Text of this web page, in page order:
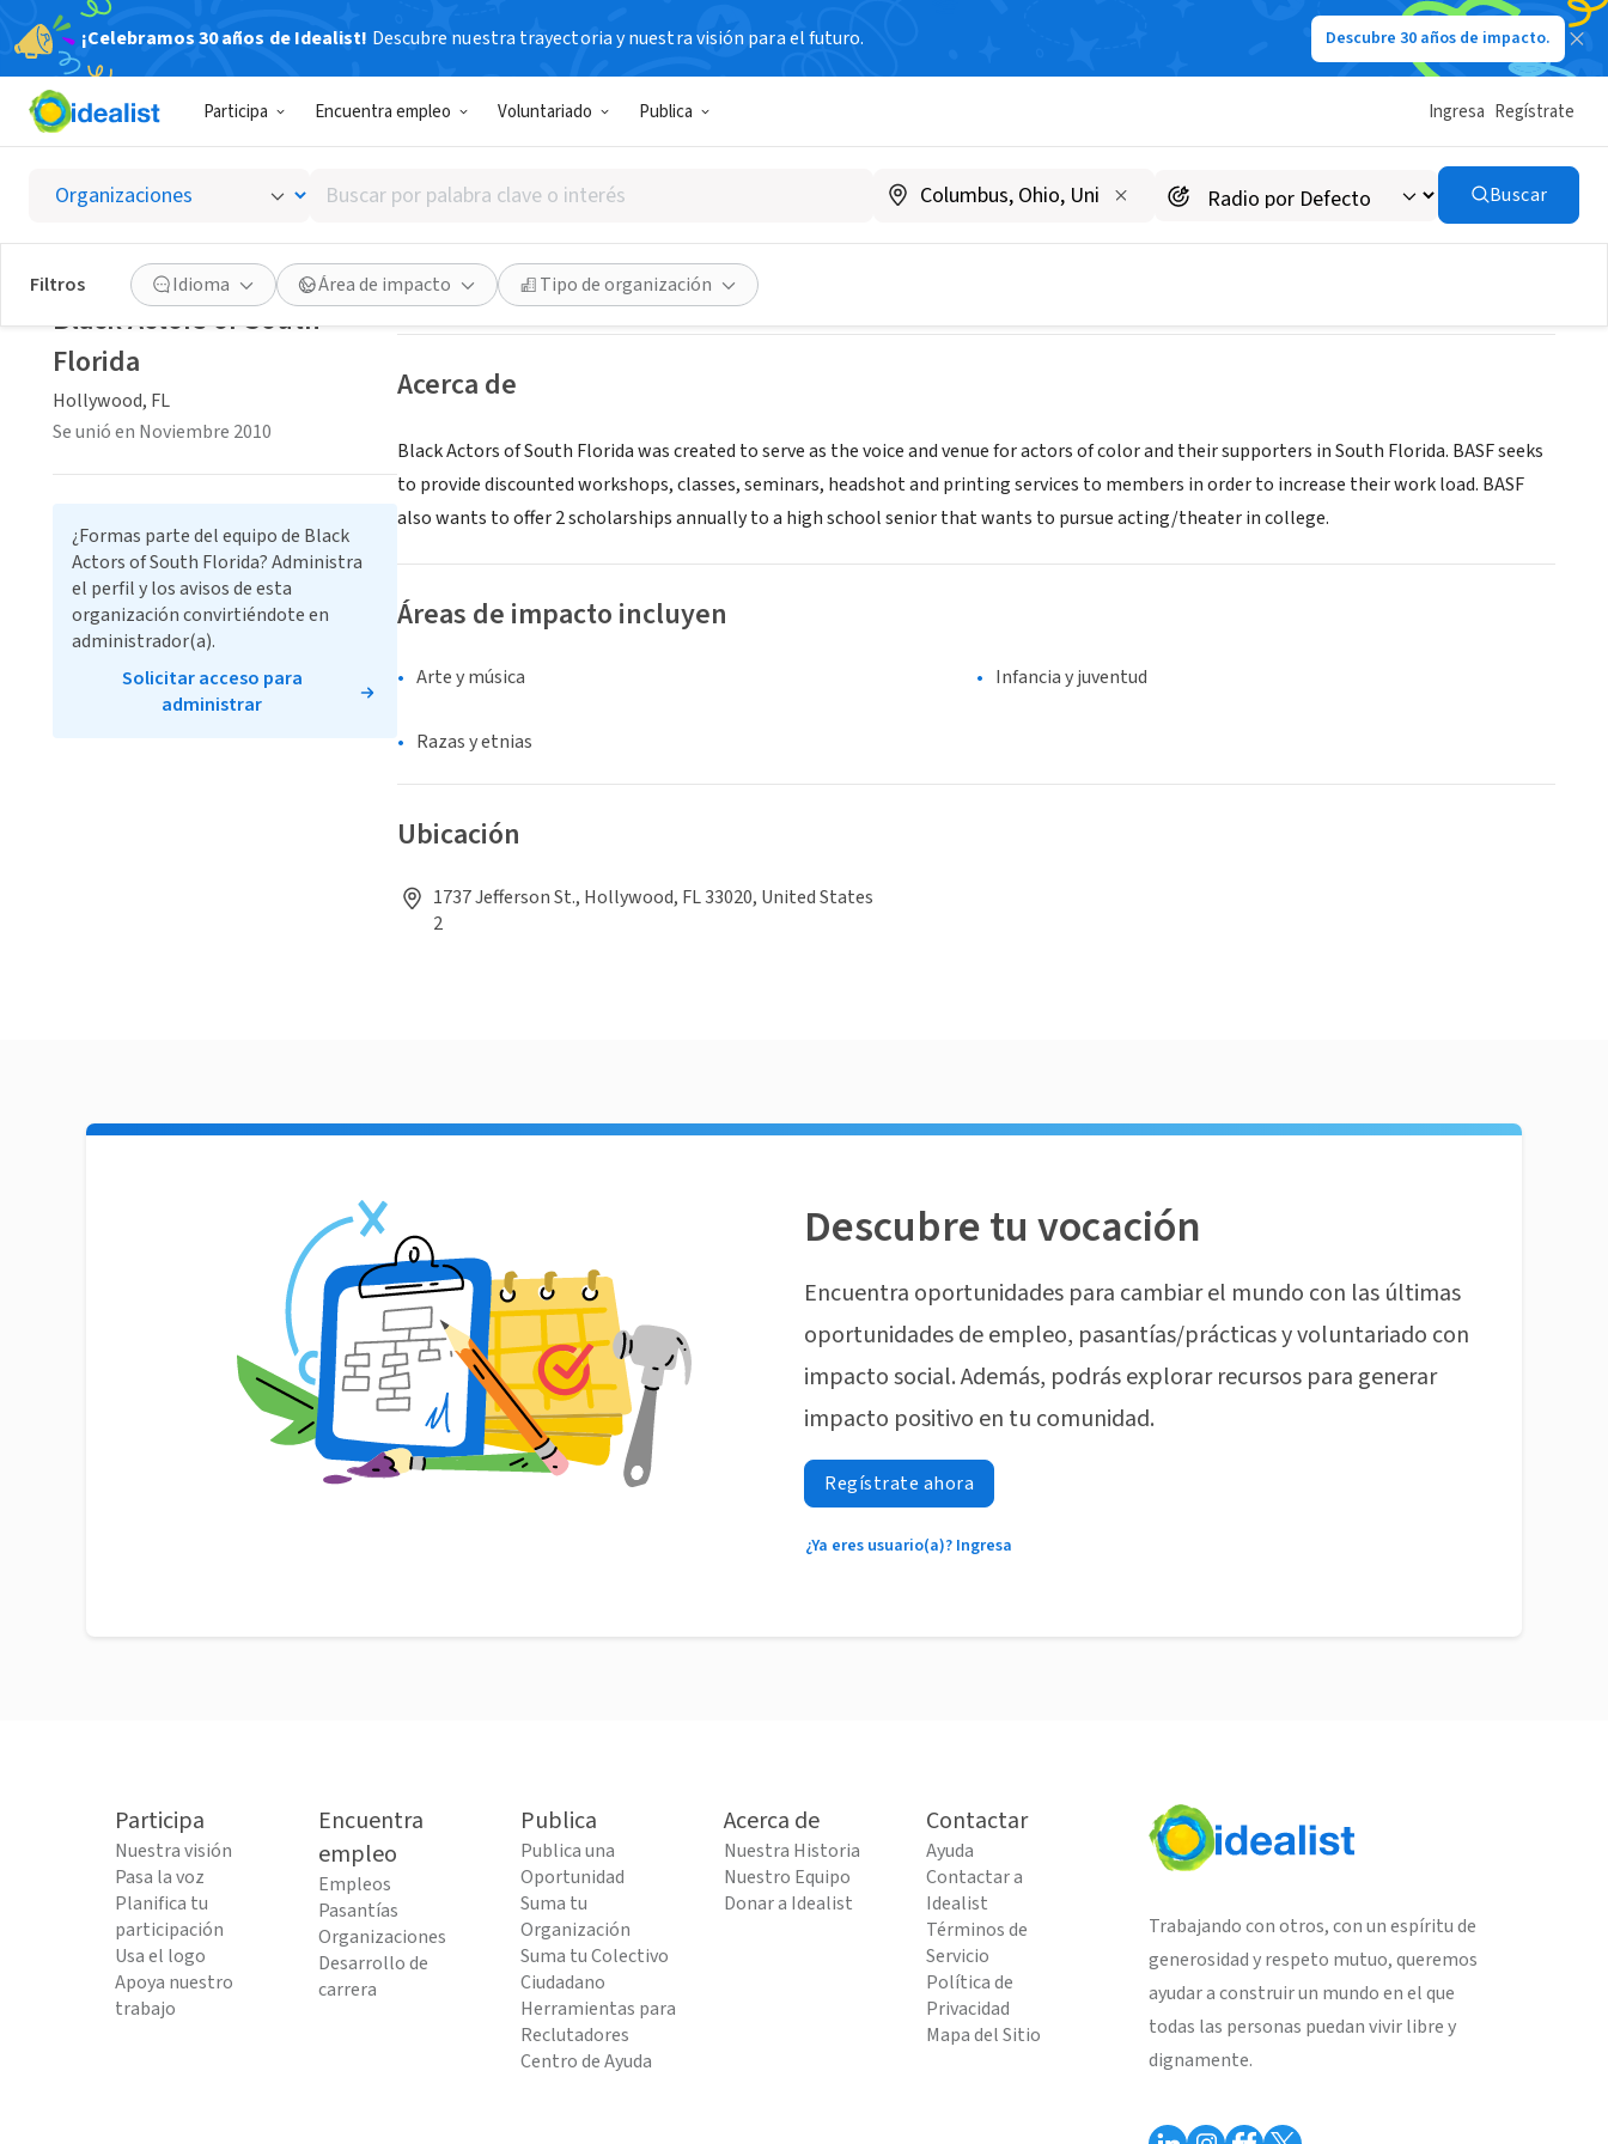
¡Celebramos 30 años de Idealist! Descubre nuestra trayectoria y nuestra visión para el futuro. Descubre 30 años de impacto.
Participa Encuentra empleo Voluntariado Publica Ingresa Regístrate
Buscar
por
palabra
clave
o
interés
Buscar
Filtros Idioma Área de impacto Tipo de organización
Black Actors of South Florida
Hollywood, FL|www.blackactorsofsouthflorida.org
Guardar Compartir
Acerca de
Black Actors of South Florida was created to serve as the voice and venue for actors of color and their supporters in South Florida. BASF seeks
to provide discounted workshops, classes, seminars, headshot and printing services to members in order to increase their work load. BASF
also wants to offer 2 scholarships annually to a high school senior that wants to pursue acting/theater in college.
Áreas de impacto incluyen
Arte y música Infancia y juventud
Razas y etnias
Ubicación
1737 Jefferson St., Hollywood, FL 33020, United States
2
Black Actors of South
Florida
Hollywood, FL
Se unió en Noviembre 2010
¿Formas parte del equipo de Black
Actors of South Florida? Administra
el perfil y los avisos de esta
organización convirtiéndote en
administrador(a).
Solicitar acceso para
administrar
Descubre tu vocación
Encuentra oportunidades para cambiar el mundo con las últimas
oportunidades de empleo, pasantías/prácticas y voluntariado con
impacto social. Además, podrás explorar recursos para generar
impacto positivo en tu comunidad.
Regístrate ahora
¿Ya eres usuario(a)? Ingresa
Participa
Nuestra visión
Pasa la voz
Planifica tu
participación
Usa el logo
Apoya nuestro
trabajo
Encuentra
empleo
Empleos
Pasantías
Organizaciones
Desarrollo de
carrera
Publica
Publica una
Oportunidad
Suma tu
Organización
Suma tu Colectivo
Ciudadano
Herramientas para
Reclutadores
Centro de Ayuda
Acerca de
Nuestra Historia
Nuestro Equipo
Donar a Idealist
Contactar
Ayuda
Contactar a
Idealist
Términos de
Servicio
Política de
Privacidad
Mapa del Sitio
Trabajando con otros, con un espíritu de
generosidad y respeto mutuo, queremos
ayudar a construir un mundo en el que
todas las personas puedan vivir libre y
dignamente.